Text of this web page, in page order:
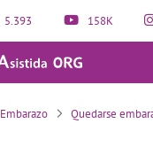
5.393 158K
Síntomas de embarazo, ¿cómo saber si estoy embarazada?
Embarazo Quedarse